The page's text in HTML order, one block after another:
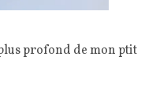
profond de mon ptit